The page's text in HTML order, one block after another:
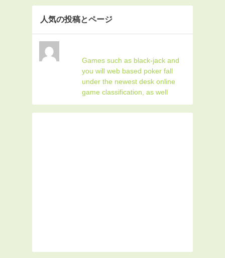
人気の投稿とページ
Games such as black-jack and
you will web based poker fall
under the newest desk online
game classification, as well